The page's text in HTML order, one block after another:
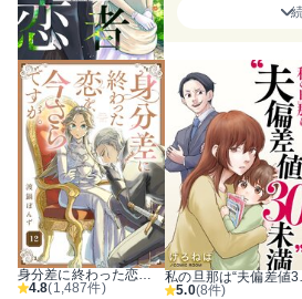
身分差に終わった恋を、今さらですが。
4.8(1,487件)
5.0(8件)